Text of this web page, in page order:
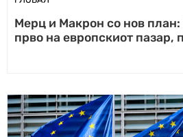
Мерц и Макрон со нов
прво на европскиот пазар,